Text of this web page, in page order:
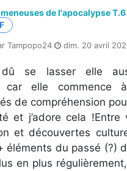
de l'apocalypse T.6
Tampopo24 dim. 20 avril
dû se lasser elle
car elle commence
de compréhension
et j’adore cela !Entre
et découvertes
éléments du passé (?)
en plus